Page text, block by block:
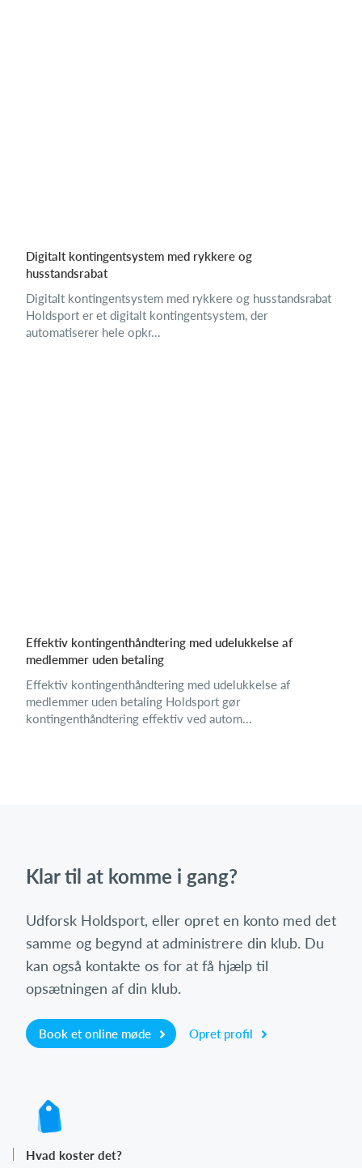
Digitalt kontingentsystem med rykkere og
husstandsrabat
Digitalt kontingentsystem med rykkere og husstandsrabat
Holdsport er et digitalt kontingentsystem, der
automatiserer hele opkr...
Effektiv kontingenthåndtering med udelukkelse af
medlemmer uden betaling
Effektiv kontingenthåndtering med udelukkelse af
medlemmer uden betaling Holdsport gør
kontingenthåndtering effektiv ved autom...
Klar til at komme i gang?
Udforsk Holdsport, eller opret en konto med det
samme og begynd at administrere din klub. Du
kan også kontakte os for at få hjælp til
opsætningen af din klub.
Book et online møde Opret profil
Hvad koster det?